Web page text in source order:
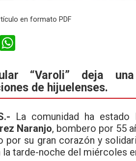
en formato PDF
T
at
s
p
p
“Varoli” deja
de hijuelenses.
La comunidad ha estado
Naranjo, bombero por 55
por su gran corazón y
la tarde-noche del miércoles